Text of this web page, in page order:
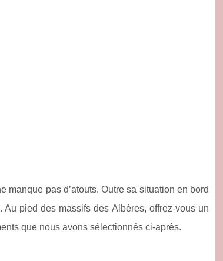
manque pas d’atouts. Outre sa situation en bord
pied des massifs des Albères, offrez-vous un
que nous avons sélectionnés ci-après.